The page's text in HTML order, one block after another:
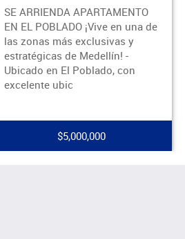
¡Se arrienda hermoso
apartamento en Camino
Verde!Urbanización Monte
Pietra – Torre 1 74 m²
distribuidos en: 3 alcobas 2
clósets y 1 vestier2 baños Coc
$3,500,000